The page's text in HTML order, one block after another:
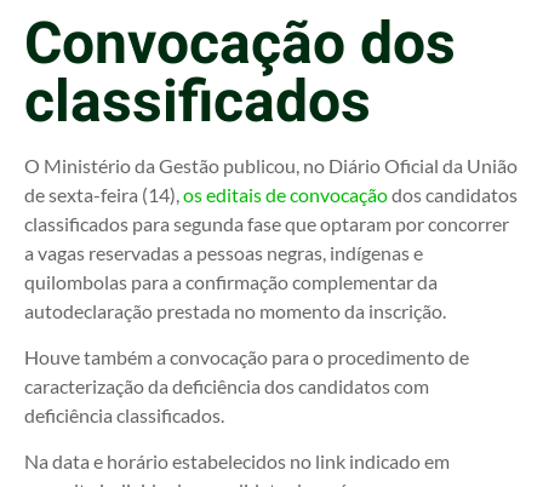
Convocação dos
classificados
O Ministério da Gestão publicou, no Diário Oficial da União
de sexta-feira (14), os editais de convocaçãodos candidatos
classificados para segunda fase que optaram por concorrer
a vagas reservadas a pessoas negras, indígenas e
quilombolas para a confirmação complementar da
autodeclaração prestada no momento da inscrição.
Houve também a convocação para o procedimento de
caracterização da deficiência dos candidatos com
deficiência classificados.
Na data e horário estabelecidos no link indicado em